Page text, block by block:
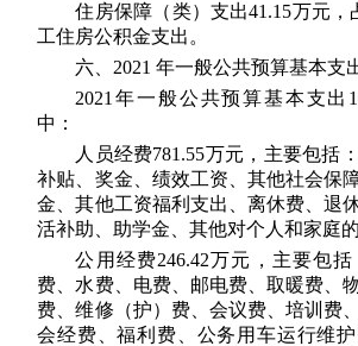
住房保障（类）支出41.15万元，
工住房公积金支出。
六、2021 年一般公共预算基本支
2021年一般公共预算基本支出
中：
人员经费781.55万元，主要包括
补贴、奖金、绩效工资、其他社会保
金、其他工资福利支出、离休费、退
活补助、助学金、其他对个人和家庭
公用经费246.42万元，主要包
费、水费、电费、邮电费、取暖费、
费、维修（护）费、会议费、培训费
会经费、福利费、公务用车运行维